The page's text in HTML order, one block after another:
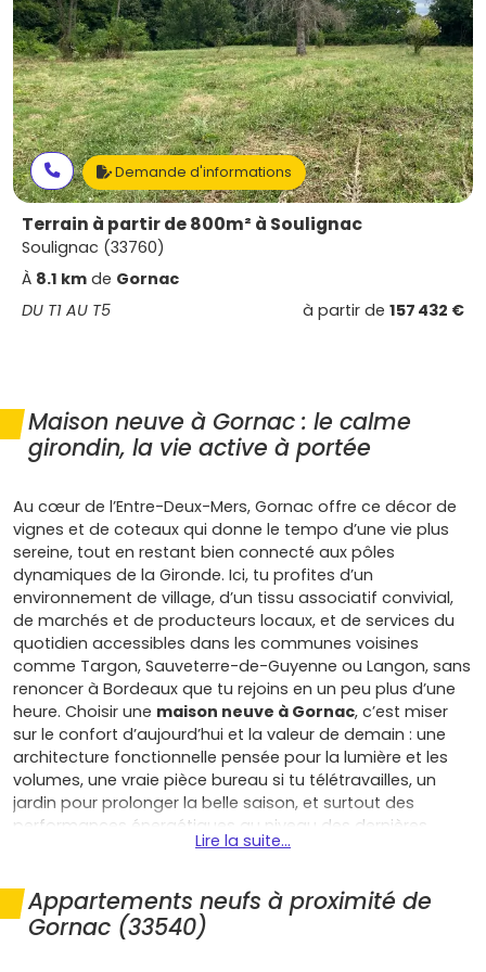
Demande d'informations
Terrain à partir de 800m² à Soulignac
Soulignac (33760)
À 8.1 km de Gornac
DU T1 AU T5
à partir de 157 432 €
Maison neuve à Gornac : le calme
girondin, la vie active à portée
Au cœur de l’Entre-Deux-Mers, Gornac offre ce décor de
vignes et de coteaux qui donne le tempo d’une vie plus
sereine, tout en restant bien connecté aux pôles
dynamiques de la Gironde. Ici, tu profites d’un
environnement de village, d’un tissu associatif convivial,
de marchés et de producteurs locaux, et de services du
quotidien accessibles dans les communes voisines
comme Targon, Sauveterre-de-Guyenne ou Langon, sans
renoncer à Bordeaux que tu rejoins en un peu plus d’une
heure. Choisir une maison neuve à Gornac, c’est miser
sur le confort d’aujourd’hui et la valeur de demain : une
architecture fonctionnelle pensée pour la lumière et les
volumes, une vraie pièce bureau si tu télétravailles, un
jardin pour prolonger la belle saison, et surtout des
performances énergétiques au niveau des dernières
normes (isolation renforcée, équipements économes,
durablement tes dépenses et améliorer ton confort été
comme hiver. En tant que primo-accédant, tu bénéficies
habituellement de frais de notaire réduits dans le neuf et,
Lire la suite...
Appartements neufs à proximité de
Gornac (33540)